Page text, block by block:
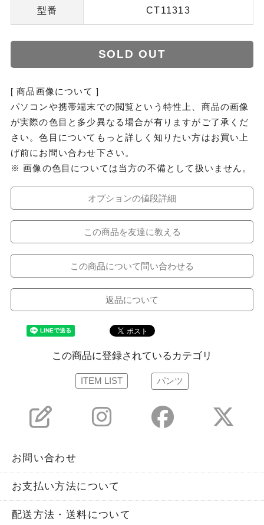
型番 CT11313
SOLD OUT
[ 商品画像について ]
パソコンや携帯端末での閲覧という特性上、商品の画像
が実際の色目と多少異なる場合が有りますがご了承くだ
さい。色目についてもっと詳しく知りたい方はお買い上
げ前にお問い合わせ下さい。
※ 画像の色目については当方の不備として扱いません。
オプションの値段詳細
この商品を友達に教える
この商品について問い合わせる
返品について
この商品に登録されているカテゴリ
ITEM LIST パンツ
お問い合わせ
お支払い方法について
配送方法・送料について